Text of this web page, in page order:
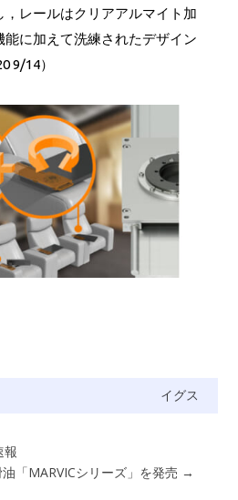
，レールはクリアアルマイト加
能に加えて洗練されたデザイン
9/14）
イグス
報
「MARVICシリーズ」を発売 →